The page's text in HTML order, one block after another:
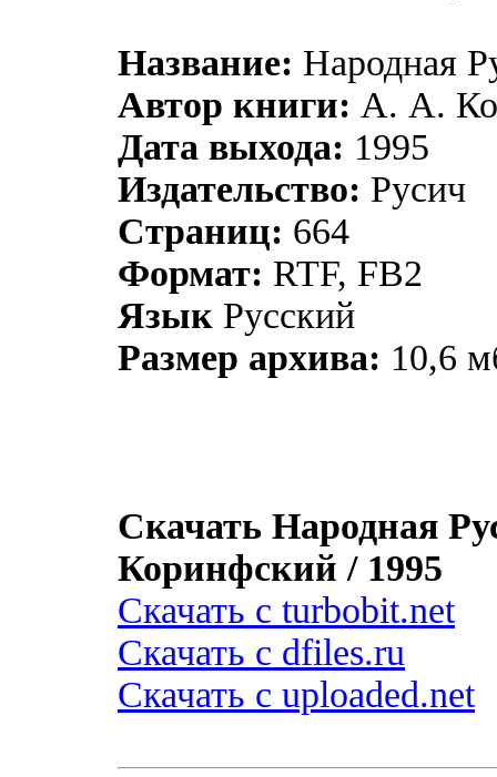
Название: Народная
Автор книги: А. А.
Дата выхода: 1995
Издательство: Русич
Страниц: 664
Формат: RTF, FB2
Язык Русский
Размер архива: 10,6
Скачать Народная
Коринфский / 1995
Скачать с turbobit.net
Скачать с dfiles.ru
Скачать с uploaded.net